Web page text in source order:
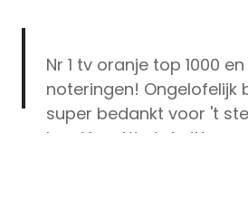
Nr 1 tv oranje top 1000
noteringen! Ongelofelijk
super bedankt voor 't
kerstfeest!!